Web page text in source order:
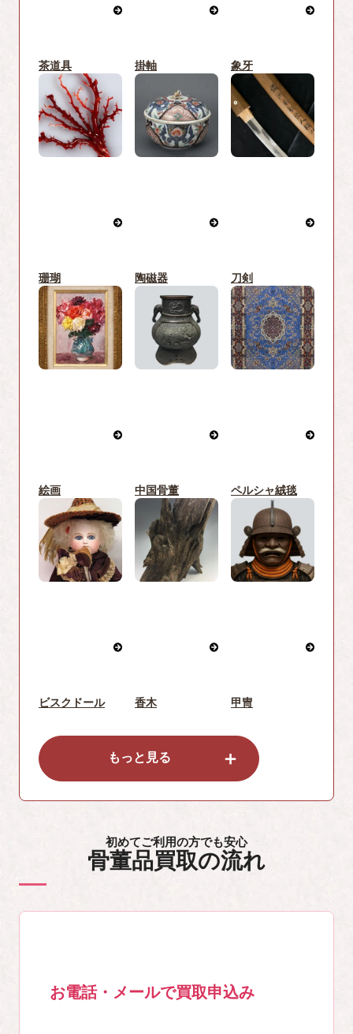
茶道具 掛軸 象牙
珊瑚 陶磁器 刀剣
絵画 中国骨董 ペルシャ絨毯
ビスクドール 香木 甲冑
もっと見る ＋
初めてご利用の方でも安心
骨董品買取の流れ
お電話・メールで買取申込み